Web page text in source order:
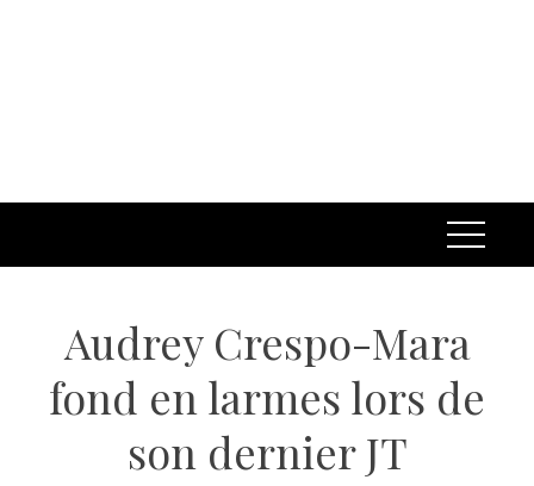
Audrey Crespo-Mara
fond en larmes lors de
son dernier JT